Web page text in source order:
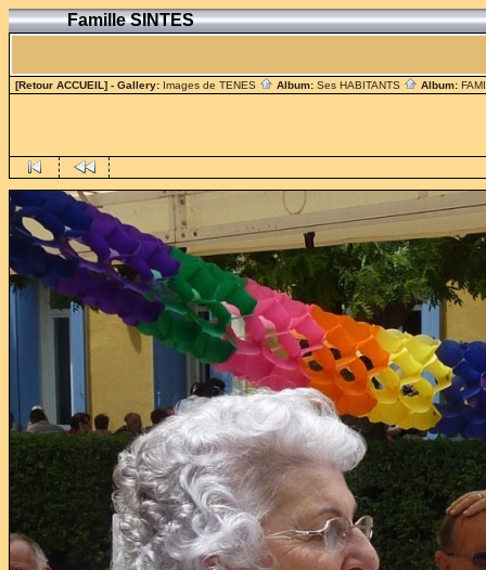
Famille SINTES
[Retour ACCUEIL] - Gallery: Images de TENES Album: Ses HABITANTS Album: